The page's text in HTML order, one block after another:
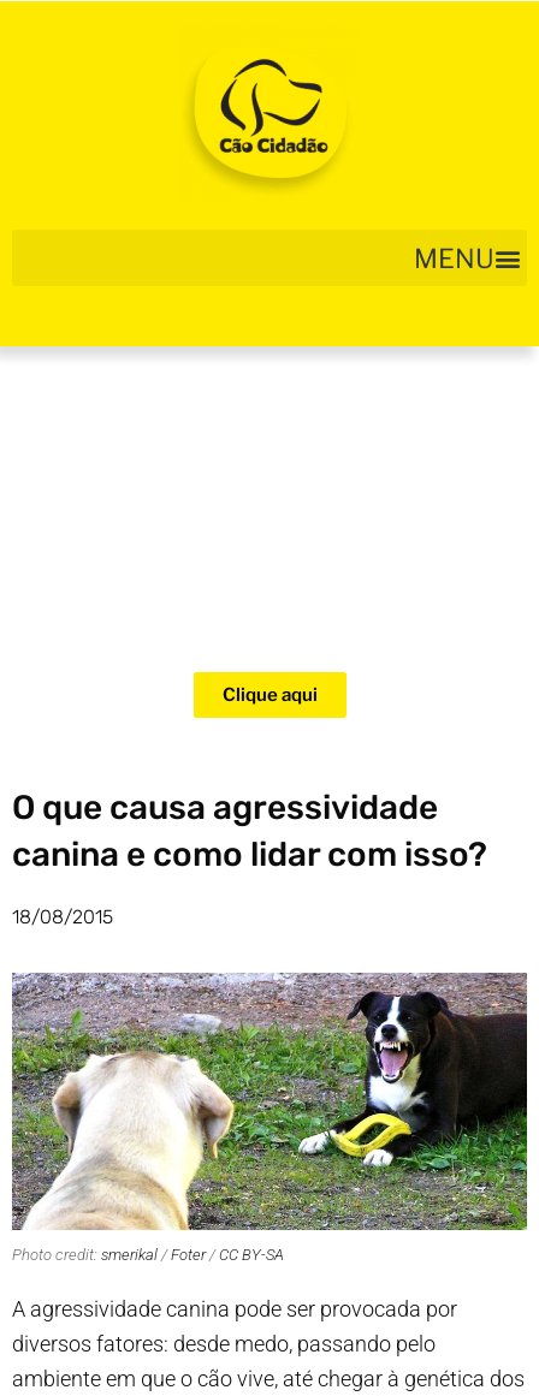
Clique aqui
O que causa agressividade
canina e como lidar com isso?
18/08/2015
Photo credit: smerikal /Foter/CC BY-SA
A agressividade canina pode ser provocada por
diversos fatores: desde medo, passando pelo
ambiente em que o cão vive, até chegar à genética dos